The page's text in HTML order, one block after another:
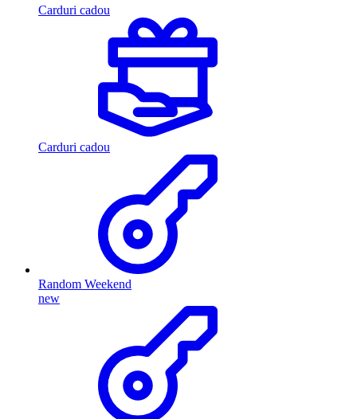
Carduri cadou
Carduri cadou
Random Weekend
new